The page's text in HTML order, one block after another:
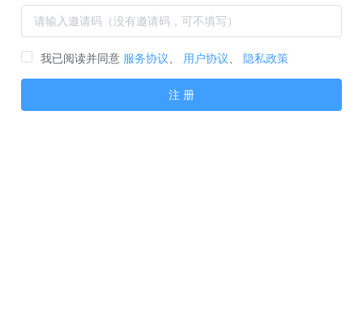
我已阅读并同意 服务协议 用户协议 、隐私政策
注 册